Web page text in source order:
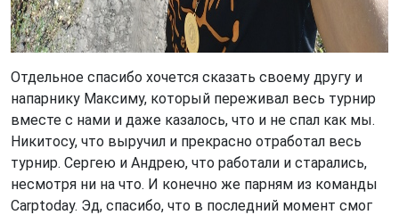
Отдельное спасибо хочется сказать своему другу и
напарнику Максиму, который переживал весь турнир
вместе с нами и даже казалось, что и не спал как мы.
Никитосу, что выручил и прекрасно отработал весь
турнир. Сергею и Андрею, что работали и старались,
несмотря ни на что. И конечно же парням из команды
Carptoday. Эд, спасибо, что в последний момент смог